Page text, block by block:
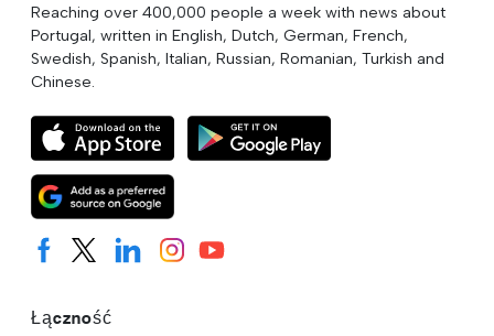
Reaching over 400,000 people a week with news about
Portugal, written in English, Dutch, German, French,
Swedish, Spanish, Italian, Russian, Romanian, Turkish and
Chinese.
Łączność